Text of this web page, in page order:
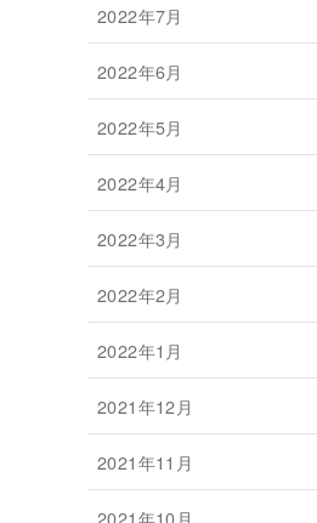
2022年7月
2022年6月
2022年5月
2022年4月
2022年3月
2022年2月
2022年1月
2021年12月
2021年11月
2021年10月